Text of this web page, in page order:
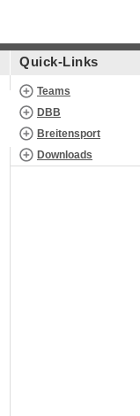
Quick-Links
Teams
DBB
Breitensport
Downloads